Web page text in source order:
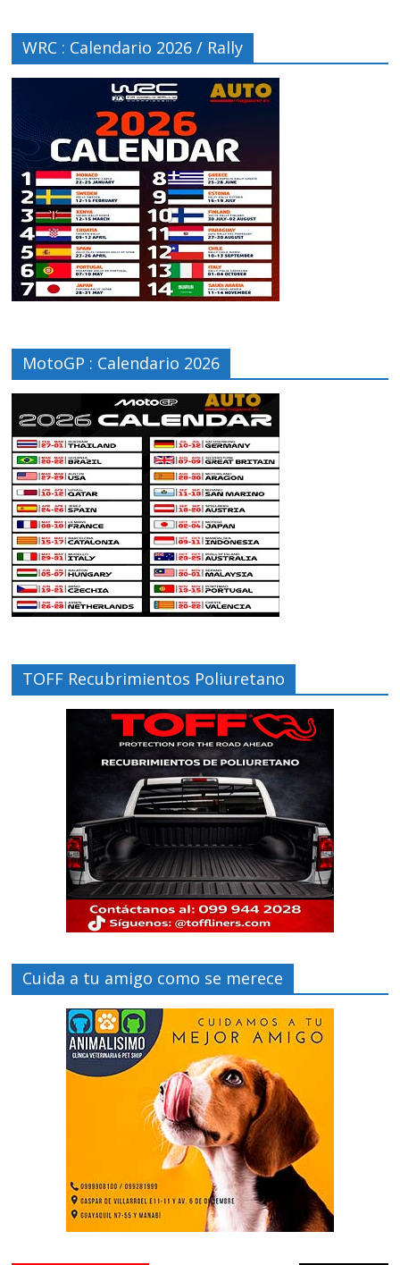
WRC : Calendario 2026 / Rally
MotoGP : Calendario 2026
TOFF Recubrimientos Poliuretano
Cuida a tu amigo como se merece